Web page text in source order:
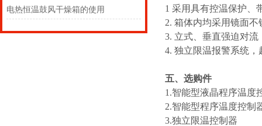
电热恒温鼓风干燥箱的使用
1 采用具有控温保护、
2. 箱体内均采用镜面
3. 立式、垂直强迫对
4. 独立限温报警系统
五、选购件
1.智能型液晶程序温度
2.智能型程序温度控制
3.独立限温控制器